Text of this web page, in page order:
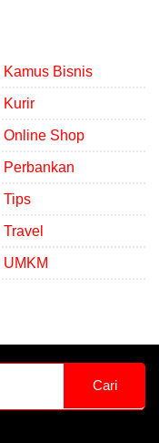
Kamus Bisnis
Kurir
Online Shop
Perbankan
Tips
Travel
UMKM
Cari